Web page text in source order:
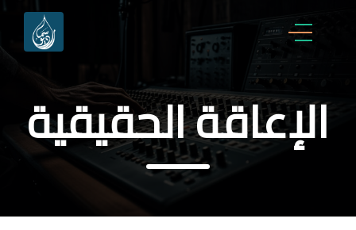
الإعاقة الحقيقية